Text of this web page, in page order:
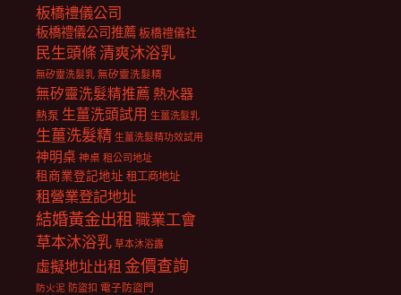
板橋禮儀公司
板橋禮儀公司推薦板橋禮儀社
民生頭條清爽沐浴乳
無矽靈洗髮乳 無矽靈洗髮精
無矽靈洗髮精推薦 熱水器
熱泵 生薑洗頭試用 生薑洗髮乳
生薑洗髮精 生薑洗髮精功效試用
神明桌 神桌 租公司地址
租商業登記地址 租工商地址
租營業登記地址
結婚黃金出租職業工會
草本沐浴乳 草本沐浴露
虛擬地址出租 金價查詢
防火泥 防盜扣 電子防盜門